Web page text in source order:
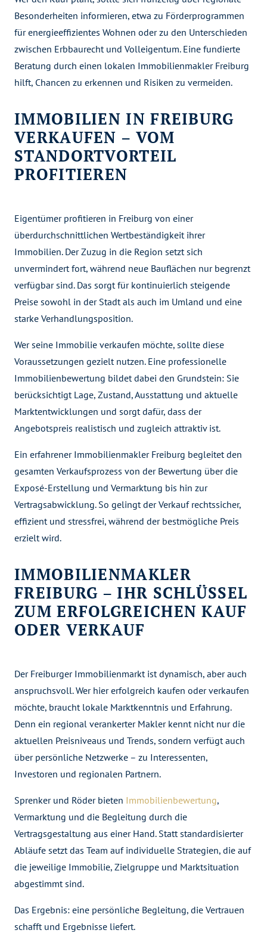
Besonderheiten informieren, etwa zu Förderprogrammen
für energieeffizientes Wohnen oder zu den Unterschieden
zwischen Erbbaurecht und Volleigentum. Eine fundierte
Beratung durch einen lokalen Immobilienmakler Freiburg
hilft, Chancen zu erkennen und Risiken zu vermeiden.
IMMOBILIEN IN FREIBURG
VERKAUFEN – VOM
STANDORTVORTEIL
PROFITIEREN
Eigentümer profitieren in Freiburg von einer
überdurchschnittlichen Wertbeständigkeit ihrer
Immobilien. Der Zuzug in die Region setzt sich
unvermindert fort, während neue Bauflächen nur begrenzt
verfügbar sind. Das sorgt für kontinuierlich steigende
Preise sowohl in der Stadt als auch im Umland und eine
starke Verhandlungsposition.
Wer seine Immobilie verkaufen möchte, sollte diese
Voraussetzungen gezielt nutzen. Eine professionelle
Immobilienbewertung bildet dabei den Grundstein: Sie
berücksichtigt Lage, Zustand, Ausstattung und aktuelle
Marktentwicklungen und sorgt dafür, dass der
Angebotspreis realistisch und zugleich attraktiv ist.
Ein erfahrener Immobilienmakler Freiburg begleitet den
gesamten Verkaufsprozess von der Bewertung über die
Exposé-Erstellung und Vermarktung bis hin zur
Vertragsabwicklung. So gelingt der Verkauf rechtssicher,
effizient und stressfrei, während der bestmögliche Preis
erzielt wird.
IMMOBILIENMAKLER
FREIBURG – IHR SCHLÜSSEL
ZUM ERFOLGREICHEN KAUF
ODER VERKAUF
Der Freiburger Immobilienmarkt ist dynamisch, aber auch
anspruchsvoll. Wer hier erfolgreich kaufen oder verkaufen
möchte, braucht lokale Marktkenntnis und Erfahrung.
Denn ein regional verankerter Makler kennt nicht nur die
aktuellen Preisniveaus und Trends, sondern verfügt auch
über persönliche Netzwerke – zu Interessenten,
Investoren und regionalen Partnern.
Sprenker und Röder bieten Immobilienbewertung,
Vermarktung und die Begleitung durch die
Vertragsgestaltung aus einer Hand. Statt standardisierter
Abläufe setzt das Team auf individuelle Strategien, die auf
die jeweilige Immobilie, Zielgruppe und Marktsituation
abgestimmt sind.
Das Ergebnis: eine persönliche Begleitung, die Vertrauen
schafft und Ergebnisse liefert.